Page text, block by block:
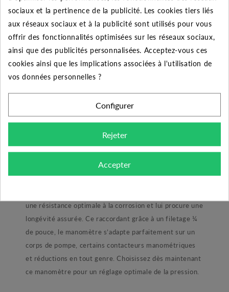
Quantité Remise Vous économisez
5 2% Jusqu'à1,21 €
10 5% Jusqu'à 6,02 €
50 10%
DESCRIPTION DU PRODUIT
Découvrez le manomètre 0 - 25 bars axial à bain
glycérine. Cet accessoire hydraulique permet la mesure
une résistance optimale à la corrosion et lui procure une
longévité assurée. Ce raccordant grâce à un filetage ¼
de pouce, le manomètre s’adapte parfaitement sur un
corps de pompe, certains contacteurs manométriques
et réductions en tout genre. Choisissez dès maintenant
ce manomètre pour un réglage optimale de la pression.
sociaux et la pertinence de la publicité. Les cookies tiers liés
aux réseaux sociaux et à la publicité sont utilisés pour vous
offrir des fonctionnalités optimisées sur les réseaux sociaux,
ainsi que des publicités personnalisées. Acceptez-vous ces
cookies ainsi que les implications associées à l'utilisation de
vos données personnelles ?
Configurer
Rejeter
Accepter